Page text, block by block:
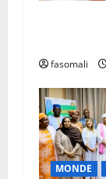
fasomali
MONDE